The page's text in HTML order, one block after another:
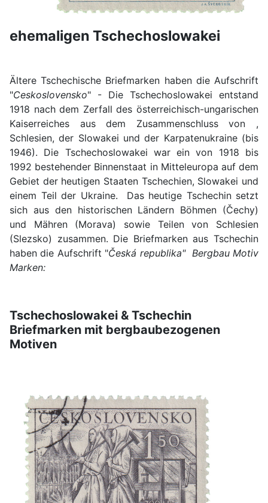
ehemaligen Tschechoslowakei
Ältere Tschechische Briefmarken haben die Aufschrift
"Ceskoslovensko" - Die Tschechoslowakei entstand
1918 nach dem Zerfall des österreichisch-ungarischen
Kaiserreiches aus dem Zusammenschluss von ,
Schlesien, der Slowakei und der Karpatenukraine (bis
1946). Die Tschechoslowakei war ein von 1918 bis
1992 bestehender Binnenstaat in Mitteleuropa auf dem
Gebiet der heutigen Staaten Tschechien, Slowakei und
einem Teil der Ukraine. Das heutige Tschechin setzt
sich aus den historischen Ländern Böhmen (Čechy)
und Mähren (Morava) sowie Teilen von Schlesien
(Slezsko) zusammen. Die Briefmarken aus Tschechin
haben die Aufschrift "Česká republika" Bergbau Motiv
Marken:
Tschechoslowakei & Tschechin
Briefmarken mit bergbaubezogenen
Motiven